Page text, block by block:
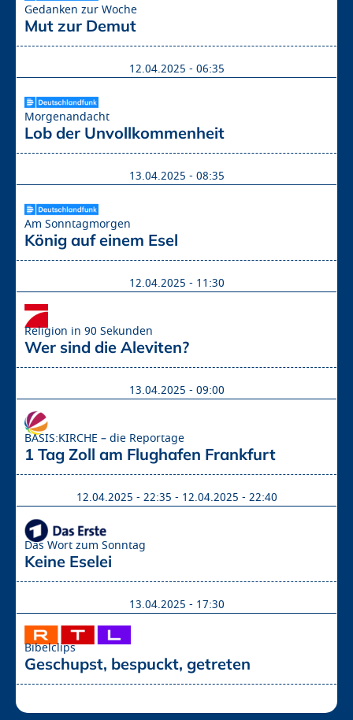
Gedanken zur Woche
Mut zur Demut
12.04.2025 - 06:35
Morgenandacht
Lob der Unvollkommenheit
13.04.2025 - 08:35
Am Sonntagmorgen
König auf einem Esel
12.04.2025 - 11:30
Religion in 90 Sekunden
Wer sind die Aleviten?
13.04.2025 - 09:00
BASIS:KIRCHE – die Reportage
1 Tag Zoll am Flughafen Frankfurt
12.04.2025 - 22:35 - 12.04.2025 - 22:40
Das Wort zum Sonntag
Keine Eselei
13.04.2025 - 17:30
Bibelclips
Geschupst, bespuckt, getreten